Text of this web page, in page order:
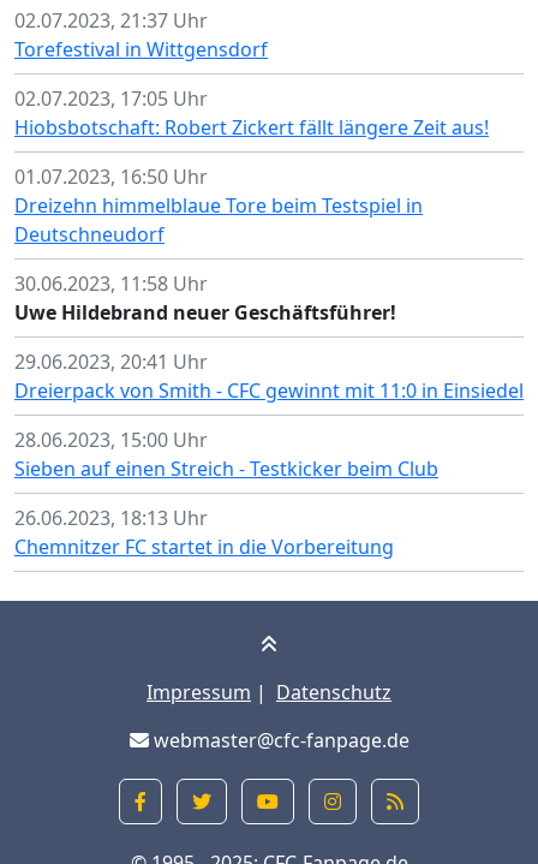
02.07.2023, 21:37 Uhr
Torefestival in Wittgensdorf
02.07.2023, 17:05 Uhr
Hiobsbotschaft: Robert Zickert fällt längere Zeit aus!
01.07.2023, 16:50 Uhr
Dreizehn himmelblaue Tore beim Testspiel in
Deutschneudorf
30.06.2023, 11:58 Uhr
Uwe Hildebrand neuer Geschäftsführer!
29.06.2023, 20:41 Uhr
Dreierpack von Smith - CFC gewinnt mit 11:0 in Einsiedel
28.06.2023, 15:00 Uhr
Sieben auf einen Streich - Testkicker beim Club
26.06.2023, 18:13 Uhr
Chemnitzer FC startet in die Vorbereitung
Impressum | Datenschutz
webmaster@cfc-fanpage.de